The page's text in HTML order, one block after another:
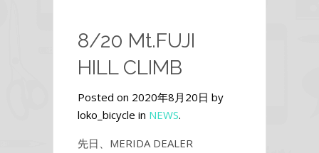
8/20 Mt.FUJI
HILL CLIMB
Posted on 2020年8月20日 by
loko_bicycle in NEWS.
先日、MERIDA DEALER